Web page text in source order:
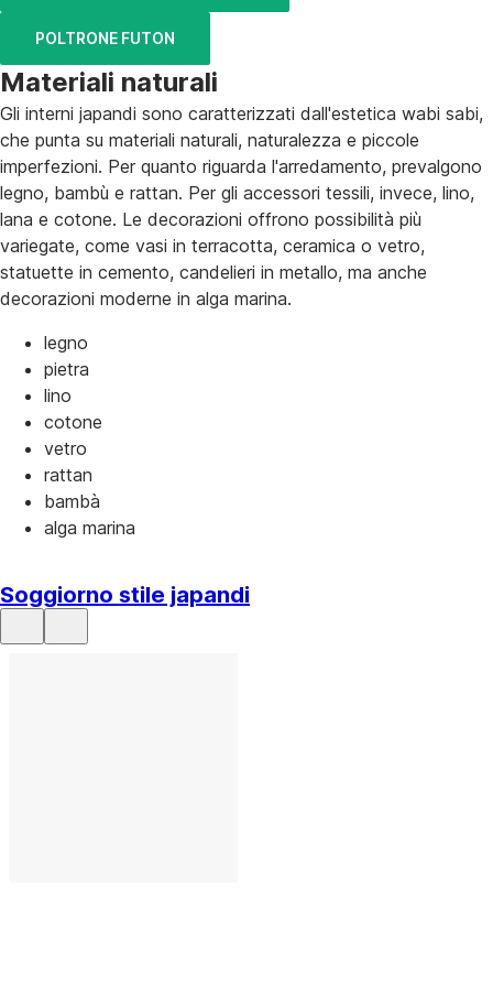
POLTRONE FUTON
Materiali naturali
Gli interni japandi sono caratterizzati dall'estetica wabi sabi,
che punta su materiali naturali, naturalezza e piccole
imperfezioni. Per quanto riguarda l'arredamento, prevalgono
legno, bambù e rattan. Per gli accessori tessili, invece, lino,
lana e cotone. Le decorazioni offrono possibilità più
variegate, come vasi in terracotta, ceramica o vetro,
statuette in cemento, candelieri in metallo, ma anche
decorazioni moderne in alga marina.
legno
pietra
lino
cotone
vetro
rattan
bambà
alga marina
Soggiorno stile japandi